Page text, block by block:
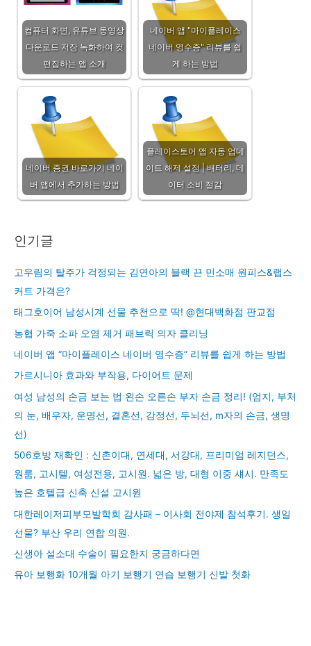
컴퓨터 화면, 유튜브 동영상
다운로드 저장 녹화하여 컷
편집하는 앱 소개
네이버 앱 "마이플레이스
네이버 영수증" 리뷰를 쉽
게 하는 방법
네이버 증권 바로가기 네이
버 앱에서 추가하는 방법
플레이스토어 앱 자동 업데
이트 해제 설정 | 배터리, 데
이터 소비 절감
인기글
고우림의 탈주가 걱정되는 김연아의 블랙 끈 민소매 원피스&랩스
커트 가격은?
태그호이어 남성시계 선물 추천으로 딱! @현대백화점 판교점
농협 가죽 소파 오염 제거 패브릭 의자 클리닝
네이버 앱 “마이플레이스 네이버 영수증” 리뷰를 쉽게 하는 방법
가르시니아 효과와 부작용, 다이어트 문제
여성 남성의 손금 보는 법 왼손 오른손 부자 손금 정리! (엄지, 부처
의 눈, 배우자, 운명선, 결혼선, 감정선, 두뇌선, m자의 손금, 생명
선)
506호방 재확인 : 신촌이대, 연세대, 서강대, 프리미엄 레지던스,
원룸, 고시텔, 여성전용, 고시원. 넓은 방, 대형 이중 섀시. 만족도
높은 호텔급 신축 신설 고시원
대한레이저피부모발학회 감사패 – 이사회 전야제 참석후기. 생일
선물? 부산 우리 연합 의원.
신생아 설소대 수술이 필요한지 궁금하다면
유아 보행화 10개월 아기 보행기 연습 보행기 신발 첫화